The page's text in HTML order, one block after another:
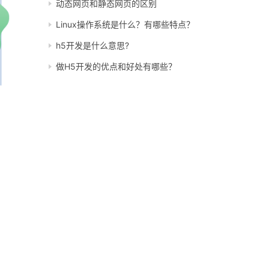
动态网页和静态网页的区别
Linux操作系统是什么？有哪些特点？
h5开发是什么意思?
做H5开发的优点和好处有哪些？